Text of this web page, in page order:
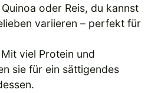
oder Reis, du kannst
variieren – perfekt für
Mit viel Protein und
sie für ein sättigendes